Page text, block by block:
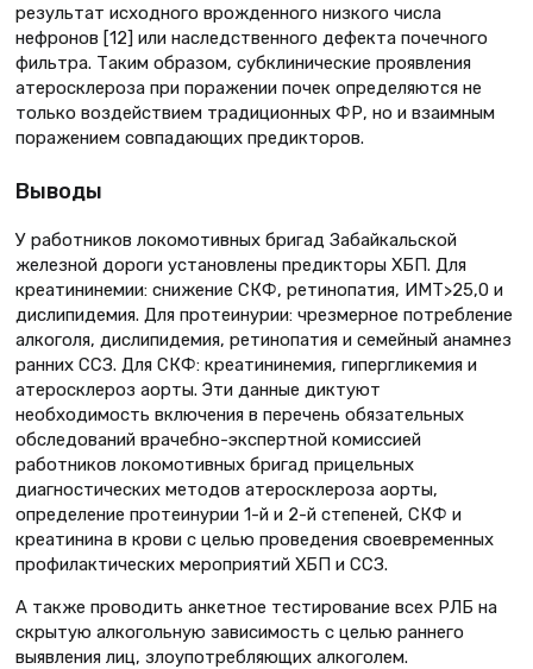
результат исходного врожденного низкого числа
нефронов [12] или наследственного дефекта почечного
фильтра. Таким образом, субклинические проявления
атеросклероза при поражении почек определяются не
только воздействием традиционных ФР, но и взаимным
поражением совпадающих предикторов.
Выводы
У работников локомотивных бригад Забайкальской
железной дороги установлены предикторы ХБП. Для
креатининемии: снижение СКФ, ретинопатия, ИМТ>25,0 и
дислипидемия. Для протеинурии: чрезмерное потребление
алкоголя, дислипидемия, ретинопатия и семейный анамнез
ранних ССЗ. Для СКФ: креатининемия, гипергликемия и
атеросклероз аорты. Эти данные диктуют
необходимость включения в перечень обязательных
обследований врачебно-экспертной комиссией
работников локомотивных бригад прицельных
диагностических методов атеросклероза аорты,
определение протеинурии 1-й и 2-й степеней, СКФ и
креатинина в крови с целью проведения своевременных
профилактических мероприятий ХБП и ССЗ.
А также проводить анкетное тестирование всех РЛБ на
скрытую алкогольную зависимость с целью раннего
выявления лиц, злоупотребляющих алкоголем.